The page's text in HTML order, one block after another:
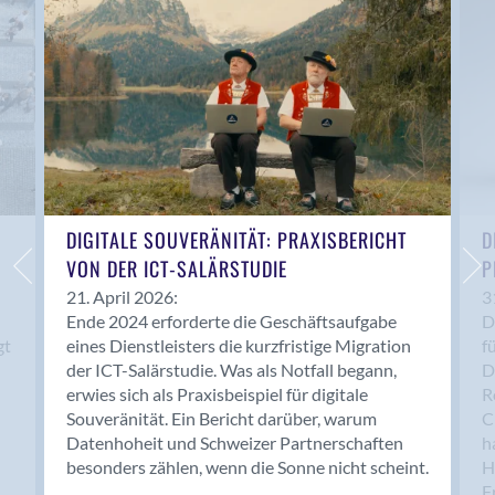
Anwil
Appenzell
Au SG
Baar
Baden
Balsthal
Balzers
Basel
Bassersdorf
Belp
Bendern
Benken (SG)
Bergdietikon
Berlin
Bern
Bern - Liebefeld
DIGITALE SOUVERÄNITÄT: PRAXISBERICHT
VON DER ICT-SALÄRSTUDIE
21. April 2026:
Ende 2024 erforderte die Geschäftsaufgabe
eines Dienstleisters die kurzfristige Migration
der ICT-Salärstudie. Was als Notfall begann,
erwies sich als Praxisbeispiel für digitale
Souveränität. Ein Bericht darüber, warum
Datenhoheit und Schweizer Partnerschaften
besonders zählen, wenn die Sonne nicht scheint.